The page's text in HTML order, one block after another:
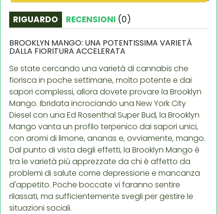
RIGUARDO RECENSIONI (0)
BROOKLYN MANGO: UNA POTENTISSIMA VARIETÀ
DALLA FIORITURA ACCELERATA
Se state cercando una varietà di cannabis che
fiorisca in poche settimane, molto potente e dai
sapori complessi, allora dovete provare la Brooklyn
Mango. Ibridata incrociando una New York City
Diesel con una Ed Rosenthal Super Bud, la Brooklyn
Mango vanta un profilo terpenico dai sapori unici,
con aromi di limone, ananas e, ovviamente, mango.
Dal punto di vista degli effetti, la Brooklyn Mango è
tra le varietà più apprezzate da chi è affetto da
problemi di salute come depressione e mancanza
d'appetito. Poche boccate vi faranno sentire
rilassati, ma sufficientemente svegli per gestire le
situazioni sociali.